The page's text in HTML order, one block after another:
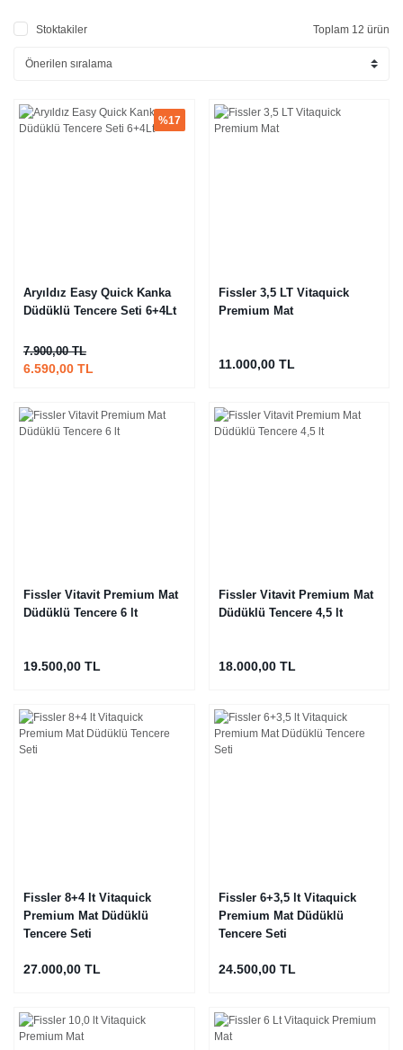
Stoktakiler Toplam 12 ürün
%17
Aryıldız Easy Quick Kanka
Düdüklü Tencere Seti 6+4Lt
7.900,00 TL
6.590,00 TL
Fissler 3,5 LT Vitaquick
Premium Mat
11.000,00 TL
Fissler Vitavit Premium Mat
Düdüklü Tencere 6 lt
19.500,00 TL
Fissler Vitavit Premium Mat
Düdüklü Tencere 4,5 lt
18.000,00 TL
Fissler 8+4 lt Vitaquick
Premium Mat Düdüklü
Tencere Seti
27.000,00 TL
Fissler 6+3,5 lt Vitaquick
Premium Mat Düdüklü
Tencere Seti
24.500,00 TL